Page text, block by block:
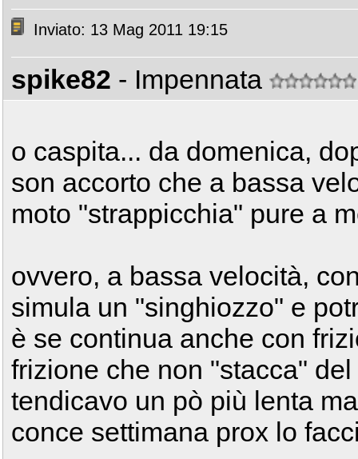
Inviato: 13 Mag 2011 19:15
spike82 - Impennata
o caspita... da domenica,
son accorto che a bassa
moto "strappicchia" pure a
ovvero, a bassa velocità,
simula un "singhiozzo" e
è se continua anche con
frizione che non "stacca"
tendicavo un pò più lenta
conce settimana prox lo